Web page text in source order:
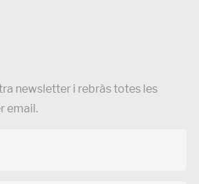
newsletter i rebràs totes les
email.